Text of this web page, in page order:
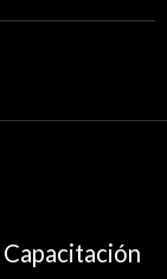
Capacitación